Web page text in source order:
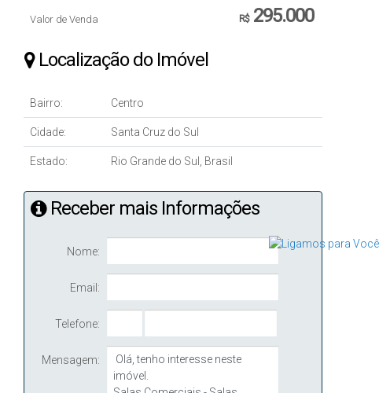
R$295.000
Valor de Venda
Localização do Imóvel
Bairro: Centro
Cidade: Santa Cruz do Sul
Estado: Rio Grande do Sul, Brasil
Receber mais Informações
Nome:
Email:
Telefone:
Mensagem: